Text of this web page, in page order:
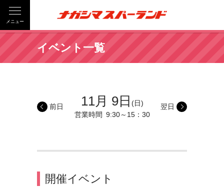
メニュー
イベント一覧
11月 9日 (日)
営業時間 9:30～15：30
前日 翌日
開催イベント